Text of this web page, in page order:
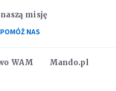
WAM
Mando.pl
misję
NAS